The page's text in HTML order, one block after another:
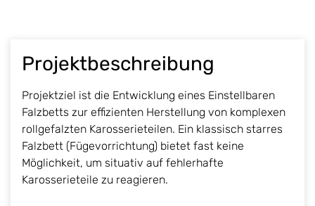
Projektbeschreibung
Projektziel ist die Entwicklung eines Einstellbaren
Falzbetts zur effizienten Herstellung von komplexen
rollgefalzten Karosserieteilen. Ein klassisch starres
Falzbett (Fügevorrichtung) bietet fast keine
Möglichkeit, um situativ auf fehlerhafte
Karosserieteile zu reagieren.